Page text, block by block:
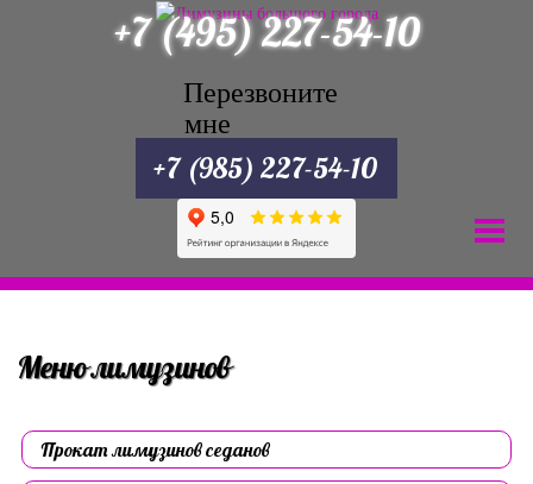
+7 (495) 227-54-10
Перезвоните
мне
+7 (985) 227-54-10
Меню лимузинов
Прокат лимузинов седанов